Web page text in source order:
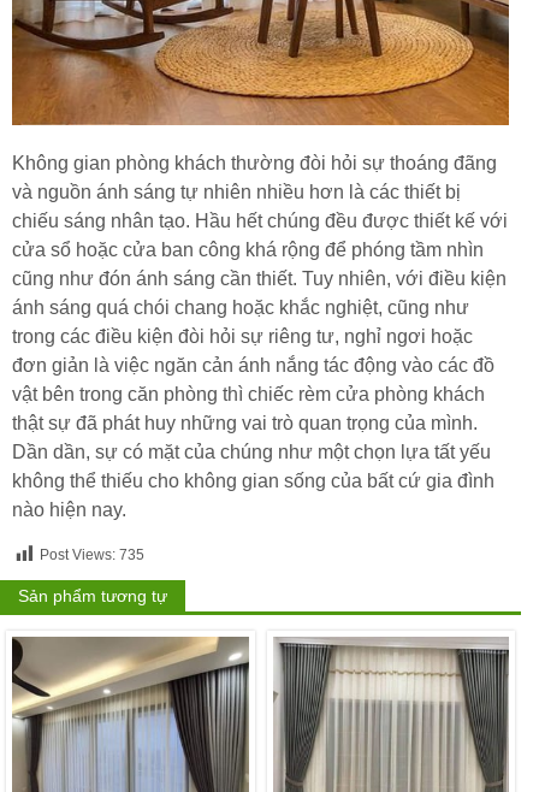
Không gian phòng khách thường đòi hỏi sự thoáng đãng
và nguồn ánh sáng tự nhiên nhiều hơn là các thiết bị
chiếu sáng nhân tạo. Hầu hết chúng đều được thiết kế với
cửa sổ hoặc cửa ban công khá rộng để phóng tầm nhìn
cũng như đón ánh sáng cần thiết. Tuy nhiên, với điều kiện
ánh sáng quá chói chang hoặc khắc nghiệt, cũng như
trong các điều kiện đòi hỏi sự riêng tư, nghỉ ngơi hoặc
đơn giản là việc ngăn cản ánh nắng tác động vào các đồ
vật bên trong căn phòng thì chiếc rèm cửa phòng khách
thật sự đã phát huy những vai trò quan trọng của mình.
Dần dần, sự có mặt của chúng như một chọn lựa tất yếu
không thể thiếu cho không gian sống của bất cứ gia đình
nào hiện nay.
Post Views: 735
Sản phẩm tương tự